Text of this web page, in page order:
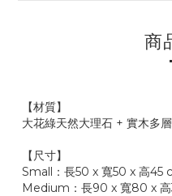
商
【材質】
大花綠天然大理石 + 實木多
【尺寸】
Small：長50 x 寬50 x 高45
Medium： 長90 x 寬80 x